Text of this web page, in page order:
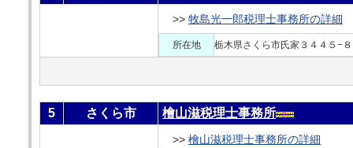
>> 牧島光一郎税理士事務所の詳細
所在地 栃木県さくら市氏家３４４５−
5 さくら市 檜山滋税理士事務所
>> 檜山滋税理士事務所の詳細